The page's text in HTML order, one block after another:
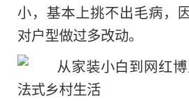
小，基本上挑不出毛病，
对户型做过多改动。